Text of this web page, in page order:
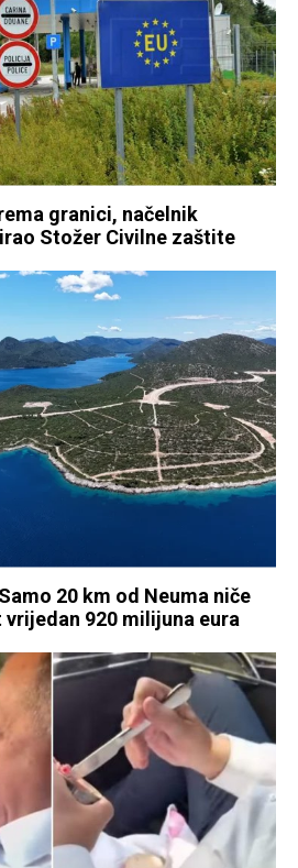
granici, načelnik
Stožer Civilne zaštite
20 km od Neuma niče
920 milijuna eura